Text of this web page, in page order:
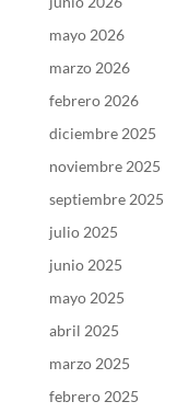
mayo 2026
marzo 2026
febrero 2026
diciembre 2025
noviembre 2025
septiembre 2025
julio 2025
junio 2025
mayo 2025
abril 2025
marzo 2025
febrero 2025